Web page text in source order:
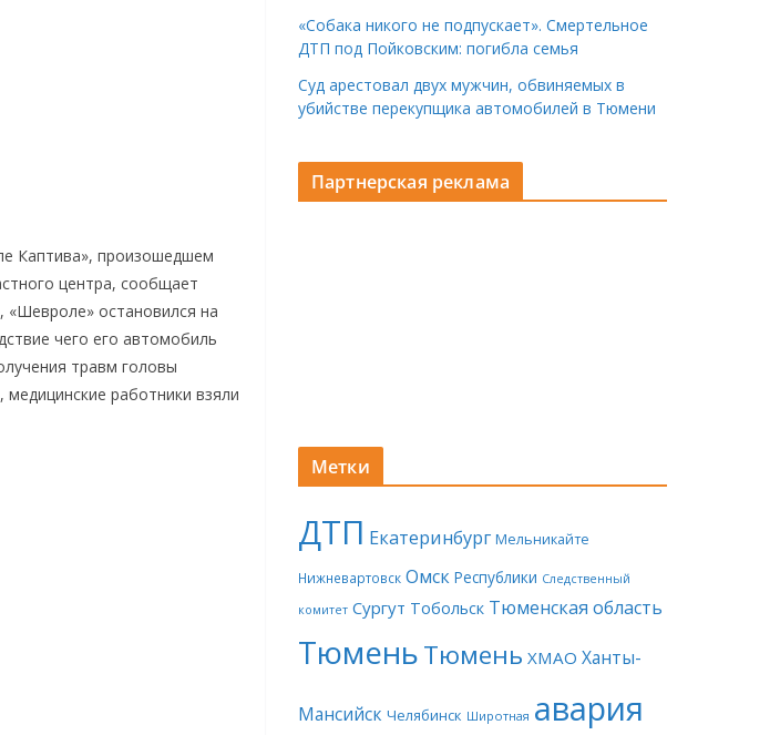
Каптива», произошедшем
центра, сообщает
остановился на
чего его автомобиль
травм головы
работники взяли
«Собака никого не подпускает». Смертельное
ДТП под Пойковским: погибла семья
Суд арестовал двух мужчин, обвиняемых в
убийстве перекупщика автомобилей в Тюмени
Партнерская реклама
Метки
ДТП Екатеринбург Мельникайте
Нижневартовск Омск Республики Следственный
комитет Сургут Тобольск Тюменская область
ТюменьТюмень ХМАО Ханты-
Мансийск Челябинск Широтная авария